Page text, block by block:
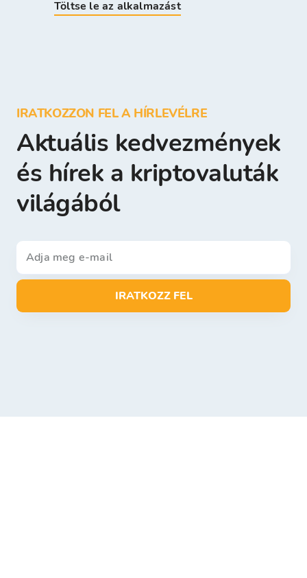
Töltse le az alkalmazást
IRATKOZZON FEL A HÍRLEVÉLRE
Aktuális kedvezmények
és hírek a kriptovaluták
világából
IRATKOZZ FEL